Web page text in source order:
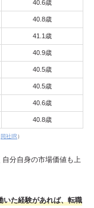
40.6歳
40.8歳
41.1歳
40.9歳
40.5歳
40.5歳
40.6歳
40.8歳
同社IR ）
分自身の市場価値も上
いた経験があれば、転職